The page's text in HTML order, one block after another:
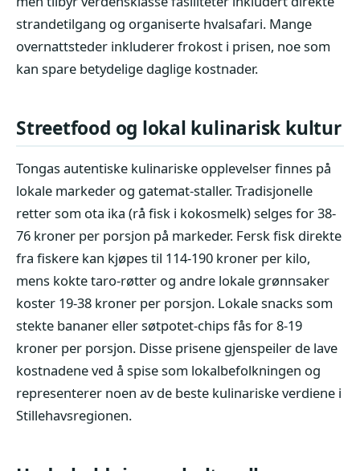
strandetilgang og organiserte hvalsafari. Mange
overnattsteder inkluderer frokost i prisen, noe som
kan spare betydelige daglige kostnader.
Streetfood og lokal kulinarisk kultur
Tongas autentiske kulinariske opplevelser finnes på
lokale markeder og gatemat-staller. Tradisjonelle
retter som ota ika (rå fisk i kokosmelk) selges for 38-
76 kroner per porsjon på markeder. Fersk fisk direkte
fra fiskere kan kjøpes til 114-190 kroner per kilo,
mens kokte taro-røtter og andre lokale grønnsaker
koster 19-38 kroner per porsjon. Lokale snacks som
stekte bananer eller søtpotet-chips fås for 8-19
kroner per porsjon. Disse prisene gjenspeiler de lave
kostnadene ved å spise som lokalbefolkningen og
representerer noen av de beste kulinariske verdiene i
Stillehavsregionen.